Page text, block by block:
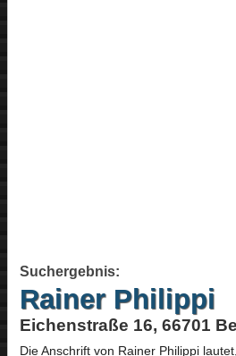
Suchergebnis:
Rainer Philippi
Eichenstraße 16, 66701
Die Anschrift von Rainer Philippilautet,